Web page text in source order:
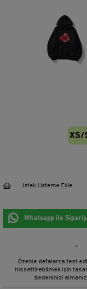
XS/
İstek Listeme Ekle
Whatsapp ile
Özenle defalarca test
hissettirebilmek için
bedeninizi